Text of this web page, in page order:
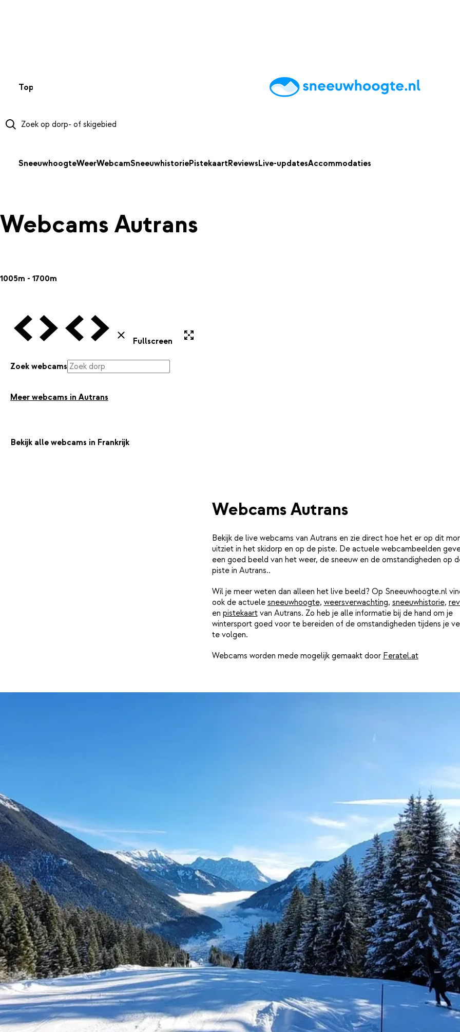
Top 50 AccommodatiesTipsReviewsLive updatesApp
SneeuwhoogteWeerWebcamSneeuwhistoriePistekaartReviewsLive-updatesAccommodaties
Webcams Autrans
1005m - 1700m
Vorige Webcam
Volgende Webcam
Vorige Webcam
Volgende Webcam
Sluiten
Fullscreen
Zoek webcams
Meer webcams in Autrans
Bekijk alle webcams in Frankrijk
Webcams Autrans
Bekijk de live webcams van Autrans en zie direct hoe het er op dit
uitziet in het skidorp en op de piste. De actuele webcambeelden
een goed beeld van het weer, de sneeuw en de omstandigheden op
piste in Autrans..
Wil je meer weten dan alleen het live beeld? Op Sneeuwhoogte.nl
ook de actuele sneeuwhoogte, weersverwachting, sneeuwhistorie,
en pistekaartvan Autrans. Zo heb je alle informatie bij de hand om je
wintersport goed voor te bereiden of de omstandigheden tijdens je
te volgen.
Webcams worden mede mogelijk gemaakt door Feratel.at